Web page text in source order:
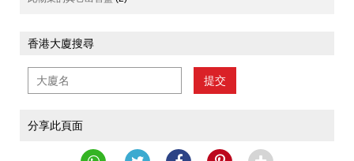
香港大廈搜尋
提交
分享此頁面